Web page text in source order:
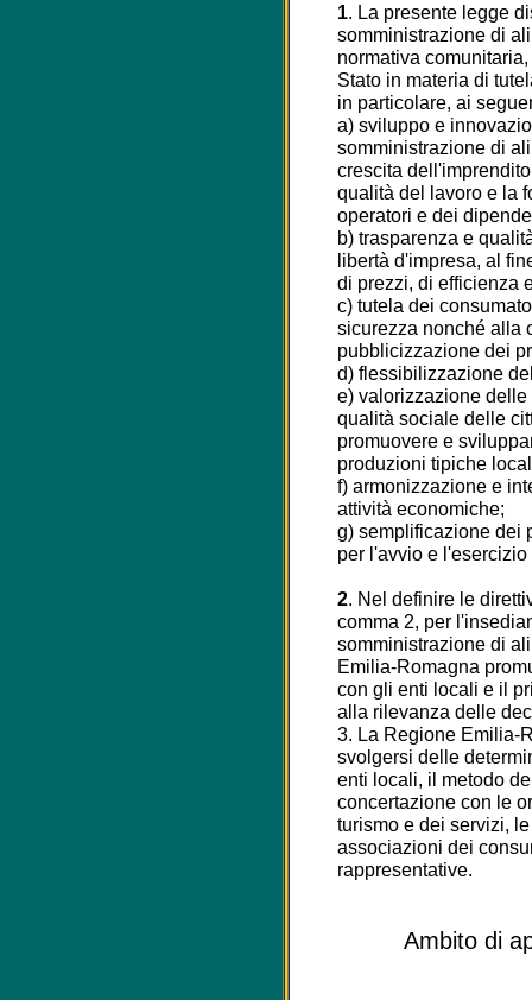
1. La presente legge
somministrazione di
normativa
Stato in materia di
in particolare, ai
a) sviluppo e
somministrazione di
crescita
qualità del lavoro e la
operatori e dei
b) trasparenza e
libertà d'impresa, al
di prezzi, di efficienza
c) tutela dei
sicurezza nonché alla
pubblicizzazione dei
d) flessibilizzazione
e) valorizzazione
qualità sociale delle
promuovere e
produzioni tipiche
f) armonizzazione e
attività economiche;
g) semplificazione dei
per l'avvio e
2. Nel definire le
comma 2, per
somministrazione di
Emilia-Romagna
con gli enti locali e il
alla rilevanza delle
3. La Regione Emilia-
svolgersi delle
enti locali, il metodo
concertazione con le
turismo e dei servizi,
associazioni dei
rappresentative.
Ambito di